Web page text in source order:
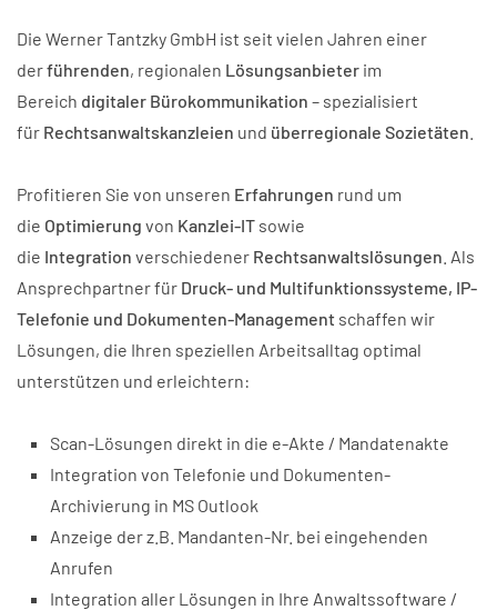
Die Werner Tantzky GmbH ist seit vielen Jahren einer
derführenden, regionalen Lösungsanbieter im
Bereich digitaler Bürokommunikation – spezialisiert
für Rechtsanwaltskanzleien und überregionale Sozietäten
Profitieren Sie von unseren Erfahrungen rund um
die Optimierung von Kanzlei-IT sowie
die Integration verschiedener Rechtsanwaltslösungen . Als
Ansprechpartner für Druck- und Multifunktionssysteme, IP-
Telefonie und Dokumenten-Management schaffen wir
Lösungen, die Ihren speziellen Arbeitsalltag optimal
unterstützen und erleichtern:
Scan-Lösungen direkt in die e-Akte / Mandatenakte
Integration von Telefonie und Dokumenten-
Archivierung in MS Outlook
Anzeige der z.B. Mandanten-Nr. bei eingehenden
Anrufen
Integration aller Lösungen in Ihre Anwaltssoftware /